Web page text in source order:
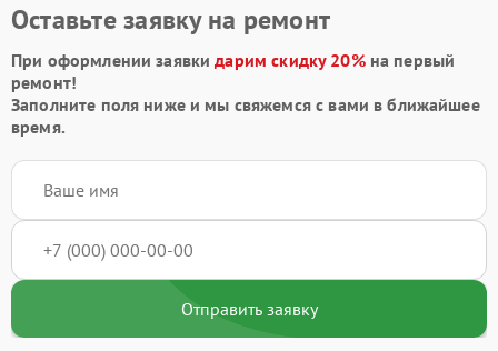
Оставьте заявку на ремонт
При оформлении заявкидарим скидку 20%на первый
ремонт!
Заполните поля ниже и мы свяжемся с вами в ближайшее
время.
Отправить заявку